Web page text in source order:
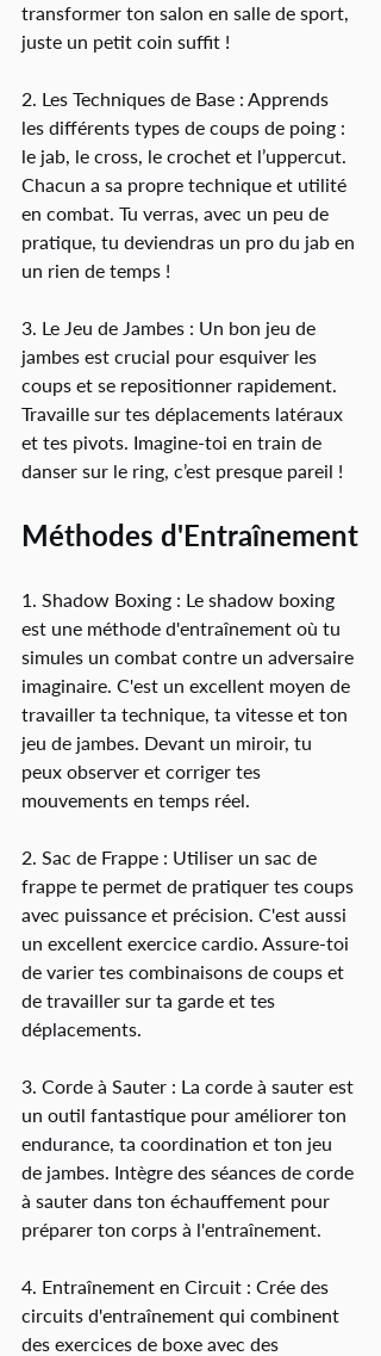
transformer ton salon en salle de sport,
juste un petit coin suffit !
2. Les Techniques de Base : Apprends
les différents types de coups de poing :
le jab, le cross, le crochet et l’uppercut.
Chacun a sa propre technique et utilité
en combat. Tu verras, avec un peu de
pratique, tu deviendras un pro du jab en
un rien de temps !
3. Le Jeu de Jambes : Un bon jeu de
jambes est crucial pour esquiver les
coups et se repositionner rapidement.
Travaille sur tes déplacements latéraux
et tes pivots. Imagine-toi en train de
danser sur le ring, c’est presque pareil !
Méthodes d'Entraînement
1. Shadow Boxing : Le shadow boxing
est une méthode d'entraînement où tu
simules un combat contre un adversaire
imaginaire. C'est un excellent moyen de
travailler ta technique, ta vitesse et ton
jeu de jambes. Devant un miroir, tu
peux observer et corriger tes
mouvements en temps réel.
2. Sac de Frappe : Utiliser un sac de
frappe te permet de pratiquer tes coups
avec puissance et précision. C'est aussi
un excellent exercice cardio. Assure-toi
de varier tes combinaisons de coups et
de travailler sur ta garde et tes
déplacements.
3. Corde à Sauter : La corde à sauter est
un outil fantastique pour améliorer ton
endurance, ta coordination et ton jeu
de jambes. Intègre des séances de corde
à sauter dans ton échauffement pour
préparer ton corps à l'entraînement.
4. Entraînement en Circuit : Crée des
circuits d'entraînement qui combinent
des exercices de boxe avec des